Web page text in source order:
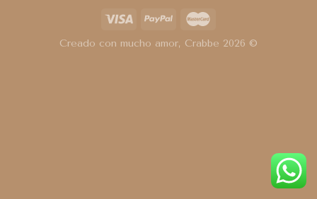
Creado con mucho amor, Crabbe 2026 ©